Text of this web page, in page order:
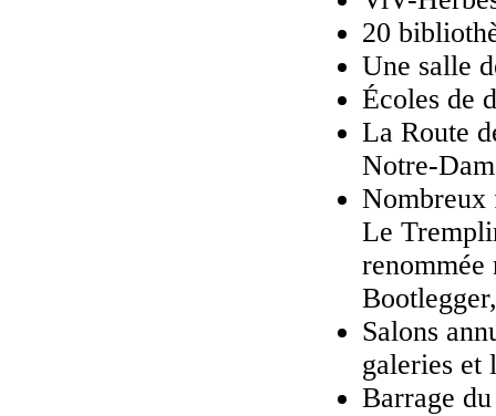
20
Une salle
Écoles de
La Route
Notre-
Nombreux
Le
renommée
Salons
galeries et
Barrage